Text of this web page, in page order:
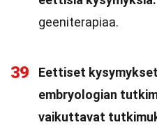
geeniterapiaa.
39
Eettiset
embryologian
vaikuttavat